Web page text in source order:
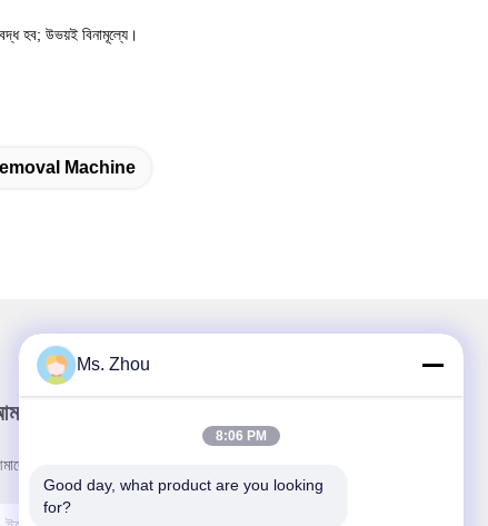
হব; উভয়ই বিনামূল্যে।
Machine
নিউজলেটার
নিউজলেটারে সাবস্ক্রাইব করুন এবং আরও অনেক কিছু পেতে পারেন।
Ms. Zhou
8:06 PM
Good day, what product are you looking
for?